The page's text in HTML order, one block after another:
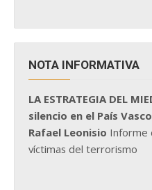
NOTA INFORMATIVA
LA ESTRATEGIA DEL
silencio en el País
Rafael Leonisio Informe
víctimas del terrorismo